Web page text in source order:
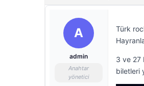
A
admin
Anahtar
yönetici
Türk
3 ve 27
biletleri